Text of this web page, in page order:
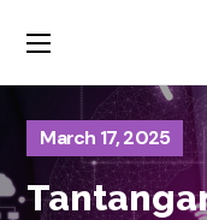
March 17, 2025